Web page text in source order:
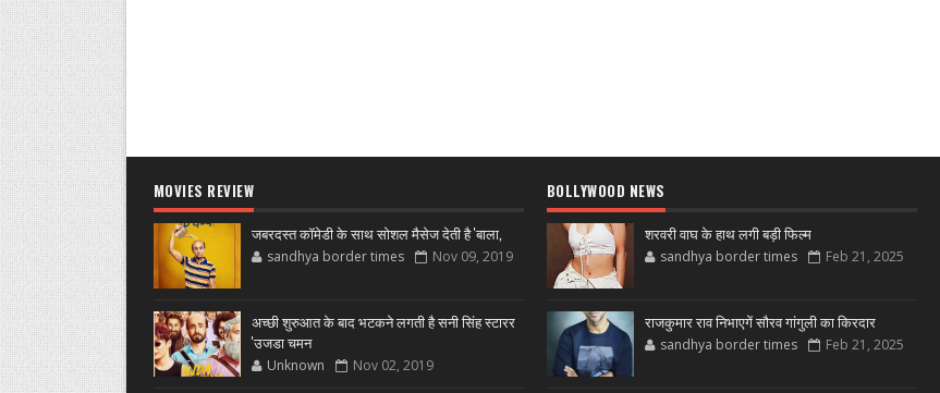
MOVIES REVIEW
जबरदस्त कॉमेडी के साथ सोशल मैसेज देती है 'बाला,
sandhya border times Nov 09, 2019
अच्छी शुरुआत के बाद भटकने लगती है सनी सिंह स्टारर
'उजडा चमन
Unknown Nov 02, 2019
BOLLYWOOD NEWS
शरवरी वाघ के हाथ लगी बड़ी फिल्म
sandhya border times Feb 21, 2025
राजकुमार राव निभाएगें सौरव गांगुली का किरदार
sandhya border times Feb 21, 2025